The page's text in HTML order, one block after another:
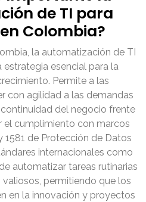
de TI para
Colombia?
la automatización de TI
estrategia esencial para la
Permite a las
con agilidad a las demandas
del negocio frente
el cumplimiento con marcos
de Protección de Datos
internacionales como
automatizar tareas rutinarias
permitiendo que los
en la innovación y proyectos